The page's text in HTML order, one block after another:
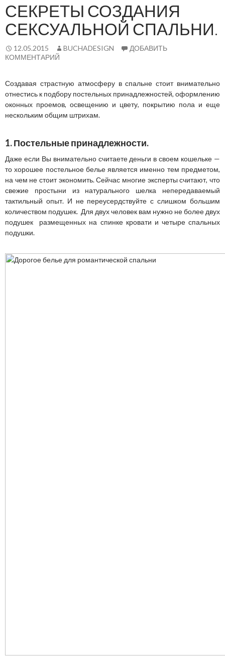
СЕКРЕТЫ СОЗДАНИЯ
СЕКСУАЛЬНОЙ СПАЛЬНИ.
12.05.2015 BUCHADESIGN
ДОБАВИТЬ
КОММЕНТАРИЙ
Создавая страстную атмосферу в спальне стоит внимательно
отнестись к подбору постельных принадлежностей, оформлению
оконных проемов, освещению и цвету, покрытию пола и еще
нескольким общим штрихам.
1. Постельные принадлежности.
Даже если Вы внимательно считаете деньги в своем кошельке —
то хорошее постельное белье является именно тем предметом,
на чем не стоит экономить. Сейчас многие эксперты считают, что
свежие простыни из натурального шелка непередаваемый
тактильный опыт. И не переусердствуйте с слишком большим
количеством подушек. Для двух человек вам нужно не более двух
подушек размещенных на спинке кровати и четыре спальных
подушки.